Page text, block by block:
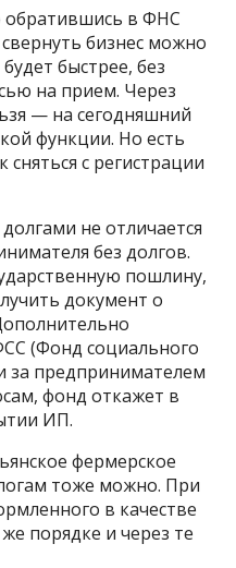
в ФНС
бизнес можно
быстрее, без
на прием. Через
— на сегодняшний
функции. Но есть
с регистрации
не отличается
без долгов.
пошлину,
документ о
(Фонд социального
за предпринимателем
фонд откажет в
ИП.
фермерское
тоже можно. При
в качестве
порядке и через те